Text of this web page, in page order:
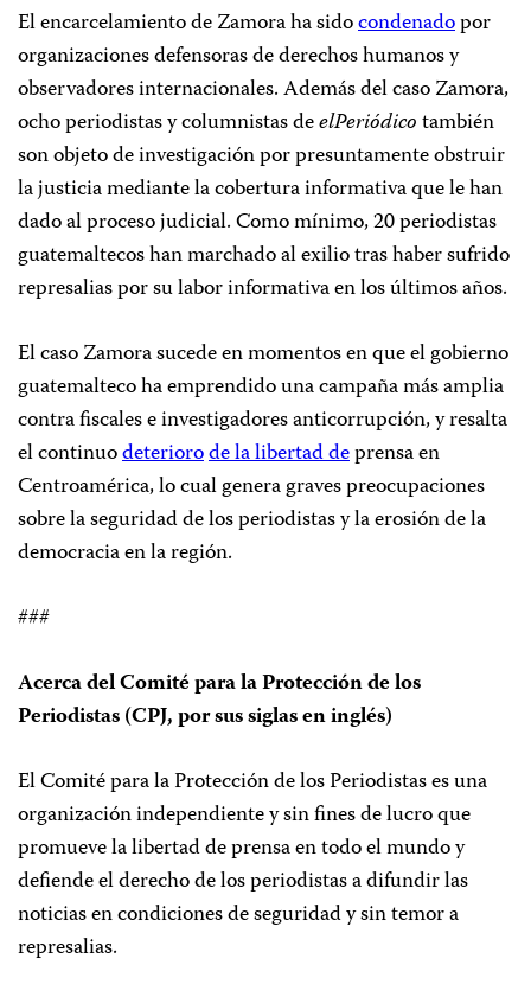
El encarcelamiento de Zamora ha sidocondenadopor
organizaciones defensoras de derechos humanos y
observadores internacionales. Además del caso Zamora,
ocho periodistas y columnistas deelPeriódicotambién
son objeto de investigación por presuntamente obstruir
la justicia mediante la cobertura informativa que le han
dado al proceso judicial. Como mínimo, 20 periodistas
guatemaltecos han marchado al exilio tras haber sufrido
represalias por su labor informativa en los últimos años.
El caso Zamora sucede en momentos en que el gobierno
guatemalteco ha emprendido una campaña más amplia
contra fiscales e investigadores anticorrupción, y resalta
el continuodeteriorode la libertad deprensa en
Centroamérica, lo cual genera graves preocupaciones
sobre la seguridad de los periodistas y la erosión de la
democracia en la región.
###
Acerca del Comité para la Protección de los
Periodistas (CPJ, por sus siglas en inglés)
El Comité para la Protección de los Periodistas es una
organización independiente y sin fines de lucro que
promueve la libertad de prensa en todo el mundo y
defiende el derecho de los periodistas a difundir las
noticias en condiciones de seguridad y sin temor a
represalias.